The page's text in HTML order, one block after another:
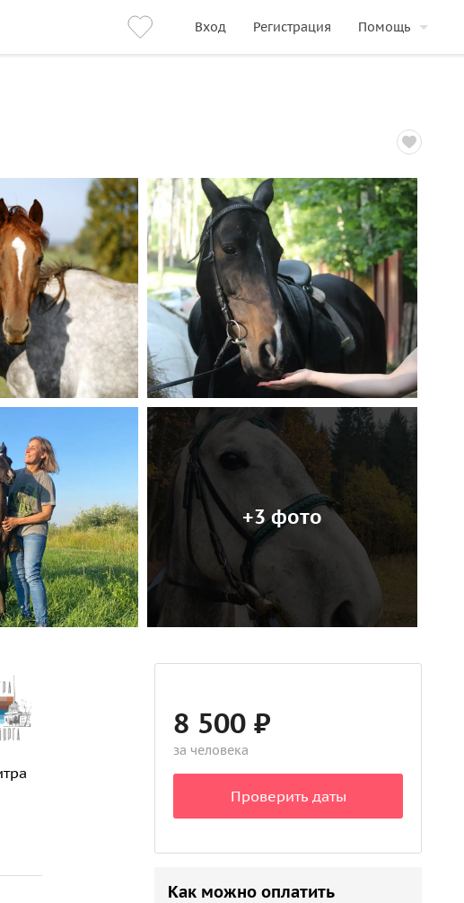
Вход Регистрация Помощь
+3 фото
8 500 ₽
за человека
Проверить даты
Как можно оплатить